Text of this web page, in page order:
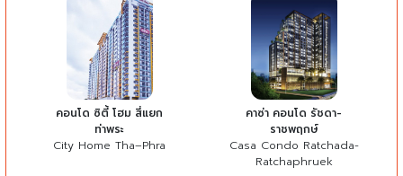
คอนโด ซิตี้ โฮม สี่แยก
ท่าพระ
City Home Tha–Phra
คาซ่า คอนโด รัชดา-
ราชพฤกษ์
Casa Condo Ratchada-
Ratchaphruek